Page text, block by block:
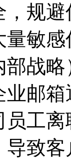
规
敏
战
邮
工
致